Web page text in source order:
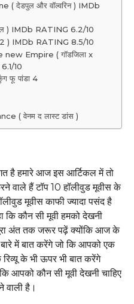
देडपुल और वॉल्वरिन ) IMDb
) IMDb RATING 6.2/10
2 ) IMDb RATING 8.5/10
Empire ( गॉडजिला x
10
फू पांडा 4
( वेनम द लास्ट डांस )
है हमारे आज इस आर्टिकल में तो
वाले हैं टॉप 10 हॉलीवुड मूवीस के
मूवीस काफी ज्यादा पसंद है
कौन सी मूवी हमको देखनी
अंत तक जरूर पढ़ें क्योंकि आज के
में बात करेंगे जो कि आपको एक
के भी ऊपर भी बात करेंगे
आपको कौन सी मूवी देखनी चाहिए
वाली है।